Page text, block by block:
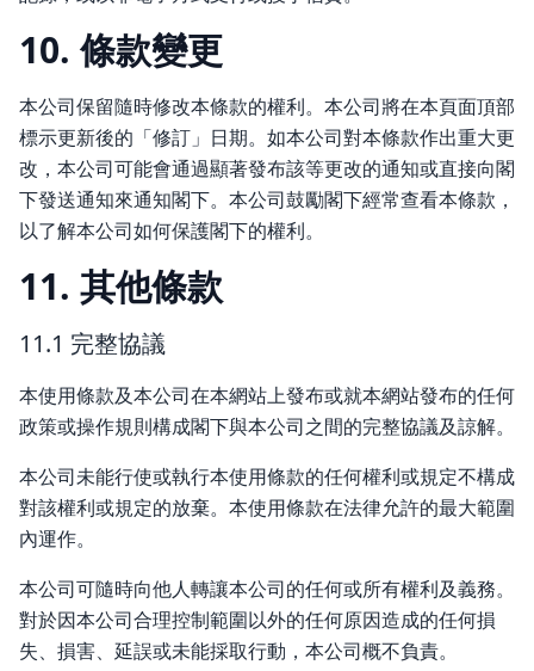
10. 條款變更
本公司保留隨時修改本條款的權利。本公司將在本頁面頂部
標示更新後的「修訂」日期。如本公司對本條款作出重大更
改，本公司可能會通過顯著發布該等更改的通知或直接向閣
下發送通知來通知閣下。本公司鼓勵閣下經常查看本條款，
以了解本公司如何保護閣下的權利。
11. 其他條款
11.1 完整協議
本使用條款及本公司在本網站上發布或就本網站發布的任何
政策或操作規則構成閣下與本公司之間的完整協議及諒解。
本公司未能行使或執行本使用條款的任何權利或規定不構成
對該權利或規定的放棄。本使用條款在法律允許的最大範圍
內運作。
本公司可隨時向他人轉讓本公司的任何或所有權利及義務。
對於因本公司合理控制範圍以外的任何原因造成的任何損
失、損害、延誤或未能採取行動，本公司概不負責。